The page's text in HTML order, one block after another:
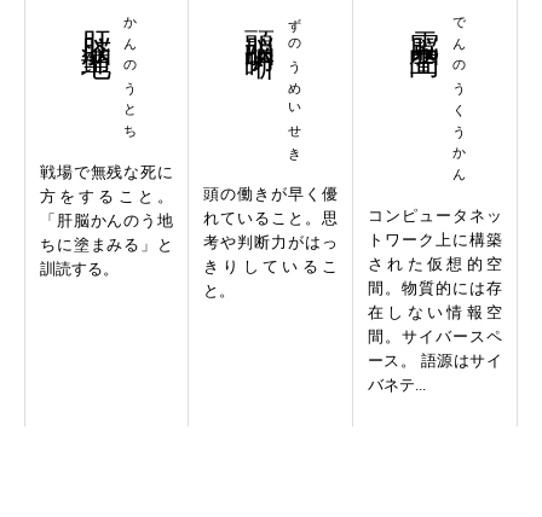
かんのうとち
戦場で無残な死に
方をすること。
「肝脳かんのう地
ちに塗まみる」と
訓読する。
ずのうめいせき
頭の働きが早く優
れていること。思
考や判断力がはっ
きりしているこ
と。
でんのうくうかん
コンピュータネッ
トワーク上に構築
された仮想的空
間。物質的には存
在しない情報空
間。サイバースペ
ース。 語源はサイ
バネテ...